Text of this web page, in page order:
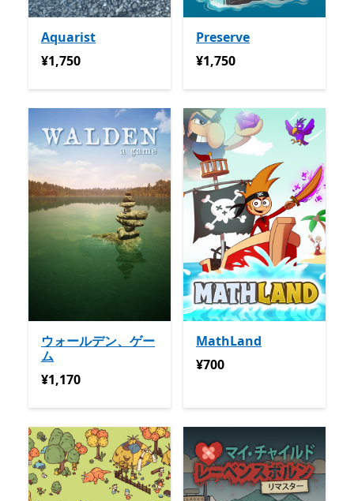
Aquarist
¥1,750
¥1,750
Preserve
¥1,750
¥1,750
ウォールデン、ゲー
ム
¥1,170
¥1,170
MathLand
¥700
¥700